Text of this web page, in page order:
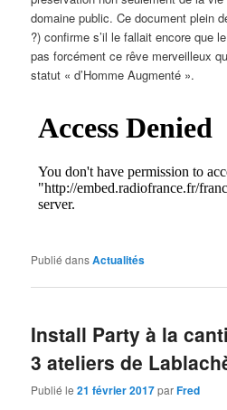
domaine public. Ce document plein
?) confirme s’il le fallait encore que
pas forcément ce rêve merveilleux
statut « d’Homme Augmenté ».
Publié dansActualités
Install Party à la
3 ateliers de
Publié le21 février 2017parFred